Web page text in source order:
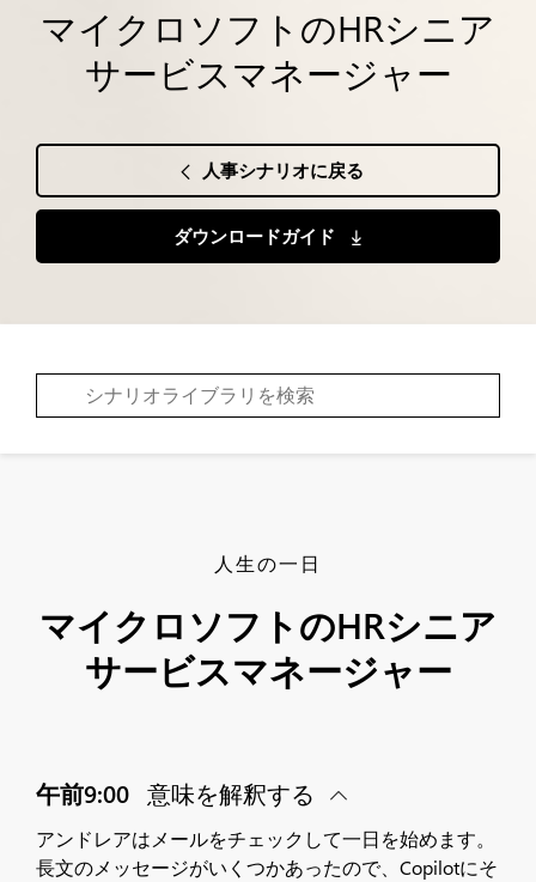
マイクロソフトのHRシニア
サービスマネージャー
人事シナリオに戻る
ダウンロードガイド
人生の一日
マイクロソフトのHRシニア
サービスマネージャー
午前9:00 意味を解釈する
アンドレアはメールをチェックして一日を始めます。
長文のメッセージがいくつかあったので、Copilotにそ